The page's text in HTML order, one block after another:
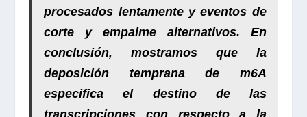
procesados ​​lentamente y eventos de
corte y empalme alternativos. En
conclusión, mostramos que la
deposición temprana de m6A
especifica el destino de las